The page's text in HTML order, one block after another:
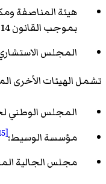
هيئة المناصفة
بموجب القانون 79.14 في عام 2017 وفقًا لدستور 2011
المجلس
تشمل الهيئات الأخرى
المجلس الوطني
مؤسسة الوسيط؛[15]
مجلس الجالية